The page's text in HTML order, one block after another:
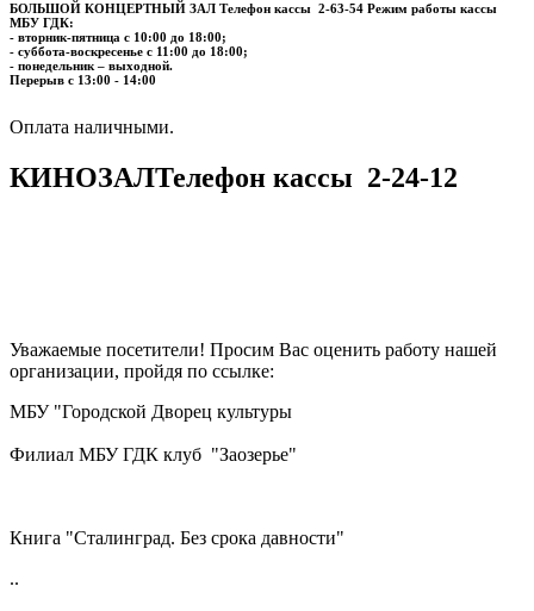
БОЛЬШОЙ КОНЦЕРТНЫЙ ЗАЛ Телефон кассы 2-63-54 Режим работы кассы
МБУ ГДК:
- вторник-пятница с 10:00 до 18:00;
- суббота-воскресенье с 11:00 до 18:00;
- понедельник – выходной.
Перерыв с 13:00 - 14:00
​​​​​​​Оплата наличными.
КИНОЗАЛТелефон кассы 2-24-12
Уважаемые посетители! Просим Вас оценить работу нашей
организации, пройдя по ссылке:
МБУ "Городской Дворец культуры
Филиал МБУ ГДК клуб "Заозерье"
Книга "Сталинград. Без срока давности"
..